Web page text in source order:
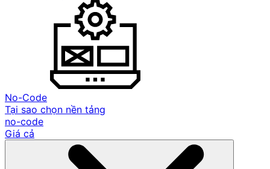
No-Code
Tại sao chọn nền tảng
no-code
Giá cả